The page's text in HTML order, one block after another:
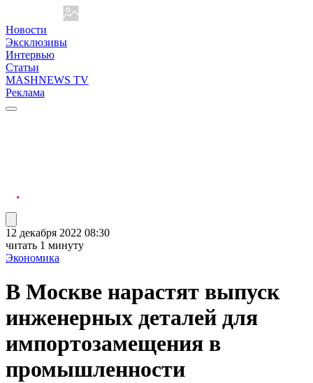
Новости
Эксклюзивы
Интервью
Статьи
MASHNEWS TV
Реклама
12 декабря 2022 08:30
читать 1 минуту
Экономика
В Москве нарастят выпуск
инженерных деталей для
импортозамещения в
промышленности